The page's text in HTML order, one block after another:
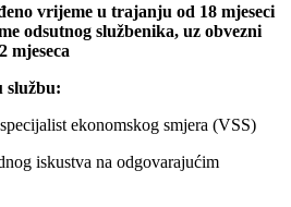
vrijeme u trajanju od 18 mjeseci
odsutnog službenika, uz obvezni
mjeseca
službu:
ekonomskog smjera (VSS)
iskustva na odgovarajućim